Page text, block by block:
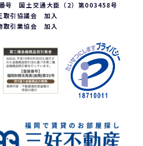
号 国土交通大臣（2）第003458号
取引協議会 加入
取引業協会 加入